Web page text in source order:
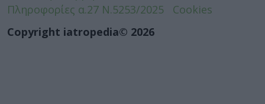
Πληροφορίες α.27 Ν.5253/2025
Cookies
Copyright iatropedia© 2026